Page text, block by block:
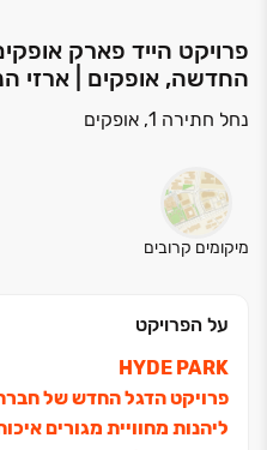
פרויקט הייד פארק
החדשה, אופקים | ארזי
נחל חתירה 1, אופקים
מיקומים קרובים
על הפרויקט
HYDE PARK
פרויקט הדגל החדש של
ליהנות מחוויית מגורים